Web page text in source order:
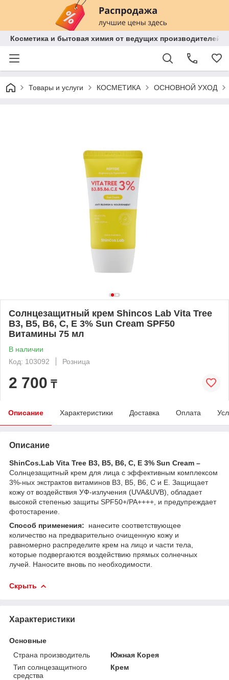
Косметика и бытовая химия от ведущих производителей
Товары и услуги КОСМЕТИКА ОСНОВНОЙ УХОД
Солнцезащитный крем Shincos Lab Vita Tree
B3, B5, B6, C, E 3% Sun Cream SPF50
Витамины 75 мл
В наличии
Код: 103092
Розница
2 700 ₸
Описание Характеристики Доставка Оплата
Описание
ShinCos.Lab Vita Tree B3, B5, B6, C, E 3% Sun Cream –
Солнцезащитный крем для лица с эффективным комплексом
3%-ных экстрактов витаминов B3, B5, B6, C и E. Защищает
кожу от воздействия УФ-излучения (UVA&UVB), обладает
высокой степенью защиты SPF50+/РА++++, и предупреждает
фотостарение.
Способ применения: нанесите соответствующее
количество на предварительно очищенную кожу и
равномерно распределите крем на лицо и части тела,
которые подвергаются воздействию прямых солнечных
лучей. Наносите вновь по необходимости.
Скрыть
Характеристики
Основные
Страна производитель
Южная Корея
Тип солнцезащитного
средства
Крем